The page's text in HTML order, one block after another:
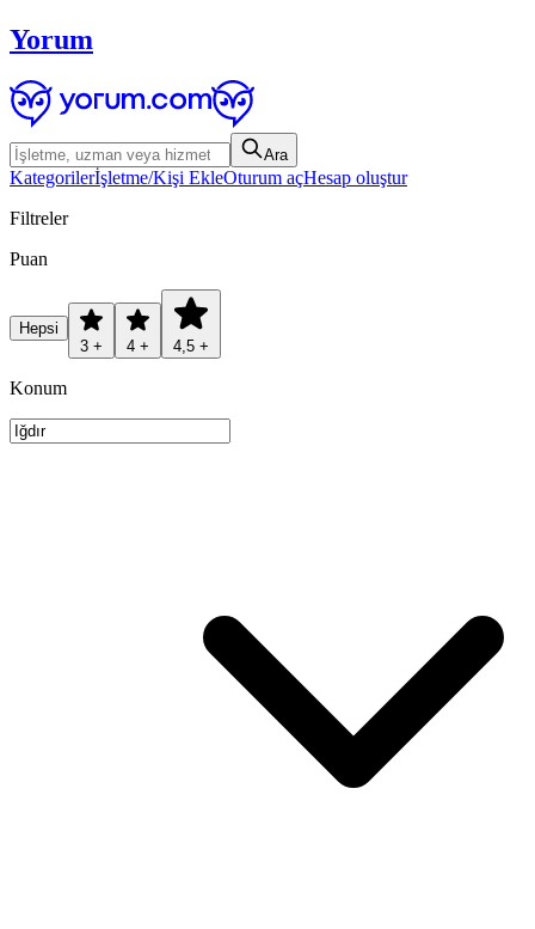
Yorum
Ara
Kategorilerİşletme/Kişi EkleOturum açHesap oluştur
Filtreler
Puan
Hepsi
3 +
4 + 4,5 +
Konum